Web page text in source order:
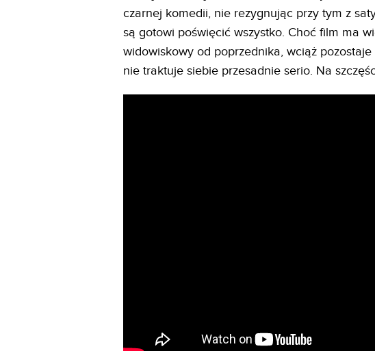
czarnej komedii, nie rezygnując przy tym z
są gotowi poświęcić wszystko. Choć film ma
widowiskowy od poprzednika, wciąż
nie traktuje siebie przesadnie serio. Na